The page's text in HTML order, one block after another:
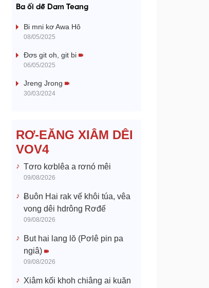
a
y
V
o
Ba ối dê̆ Dam Teang
Bi mni kơ Awa Hô
08/05/2025
Đơs git oh, git bi
06/05/2025
Jreng Jrong
30/03/2024
RƠ-EĂNG XIÂM DÊI
VOV4
Tơro kơblêa a rơnó mêi
09/08/2026
Ƀuôn Hai rak vế khôi túa, vêa
vong dêi hdrông Rơđế
09/08/2026
But hai lang lŏ (Pơlê pin pa
ngiâ)
09/08/2026
Xiâm kối khoh chiâng ai kuăn